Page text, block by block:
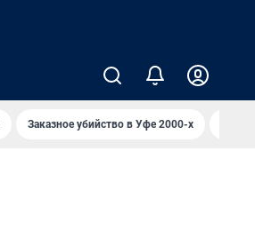
Заказное убийство в Уфе 2000-х